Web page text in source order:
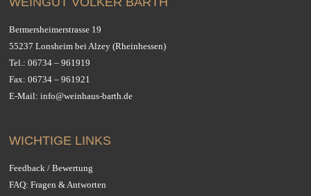
Bermersheimerstrasse 19
55237 Lonsheim bei Alzey (Rheinhessen)
Tel.:06734 – 961919
Fax: 06734 – 961921
E-Mail:info@weinhaus-barth.de
WICHTIGE LINKS
Feedback / Bewertung
FAQ: Fragen & Antworten